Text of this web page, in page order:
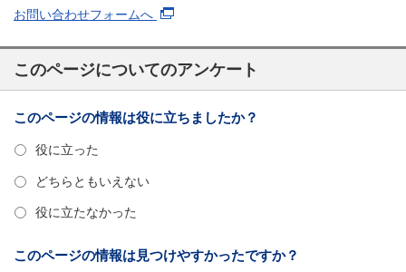
お問い合わせフォームへ
このページについてのアンケート
このページの情報は役に立ちましたか？
役に立った
どちらともいえない
役に立たなかった
このページの情報は見つけやすかったですか？